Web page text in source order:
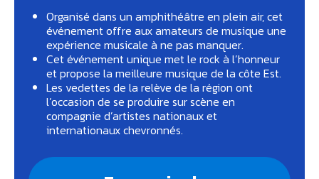
Organisé dans un amphithéâtre en plein air, cet
événement offre aux amateurs de musique une
expérience musicale à ne pas manquer.
Cet événement unique met le rock à l’honneur
et propose la meilleure musique de la côte Est.
Les vedettes de la relève de la région ont
l’occasion de se produire sur scène en
compagnie d’artistes nationaux et
internationaux chevronnés.